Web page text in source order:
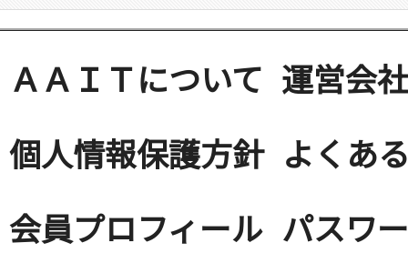
ＡＡＩＴについて 運営会社
個人情報保護方針 よくあ
会員プロフィール パスワ